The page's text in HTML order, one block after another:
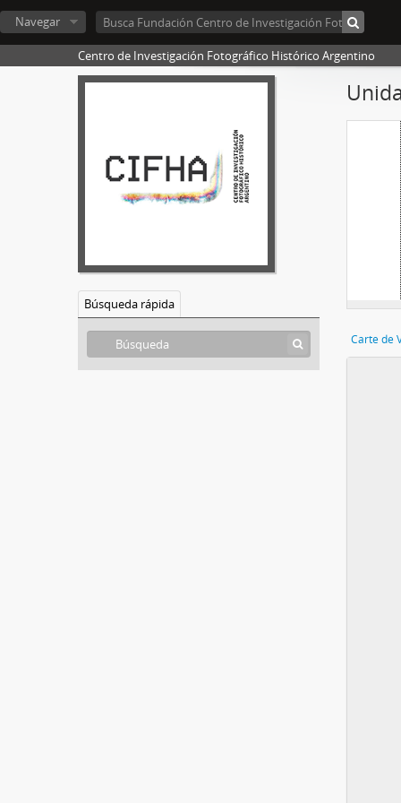
Navegar
Centro de Investigación Fotográfico Histórico Argentino
Búsqueda rápida
Carte de